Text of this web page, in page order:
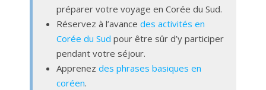
préparer votre voyage en Corée du Sud.
Réservez à l’avance des activités en
Corée du Sud pour être sûr d’y participer
pendant votre séjour.
Apprenez des phrases basiques en
coréen.